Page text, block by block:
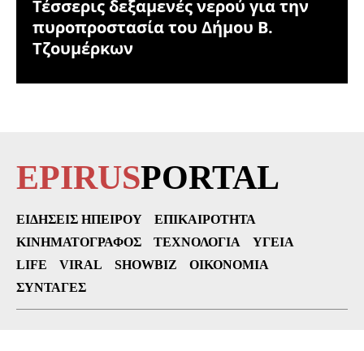
Τέσσερις δεξαμενές νερού για την
πυροπροστασία του Δήμου Β.
Τζουμέρκων
EPIRUSPORTAL
ΕΙΔΉΣΕΙΣ ΗΠΕΊΡΟΥ
ΕΠΙΚΑΙΡΌΤΗΤΑ
ΚΙΝΗΜΑΤΟΓΡΆΦΟΣ
ΤΕΧΝΟΛΟΓΊΑ
ΥΓΕΊΑ
LIFE
VIRAL SHOWBIZ
ΟΙΚΟΝΟΜΊΑ
ΣΥΝΤΑΓΈΣ